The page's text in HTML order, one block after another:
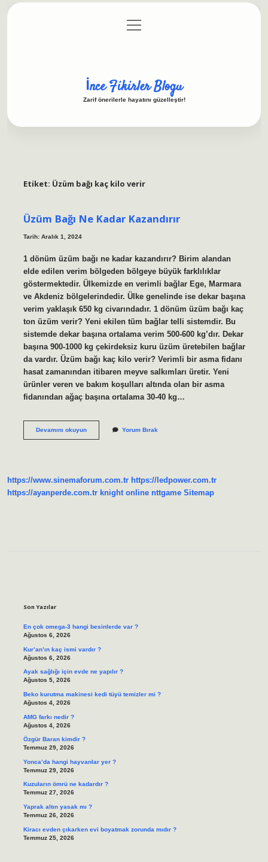
Gizlilik Politikası
menüyü
aç
İnce Fikirler Blogu
Zarif önerilerle hayatını güzelleştir!
Etiket: Üzüm bağı kaç kilo verir
Üzüm Bağı Ne Kadar Kazandırır
Tarih: Aralık 1, 2024
1 dönüm üzüm bağı ne kadar kazandırır? Birim alandan
elde edilen verim bölgeden bölgeye büyük farklılıklar
göstermektedir. Ülkemizde en verimli bağlar Ege, Marmara
ve Akdeniz bölgelerindedir. Ülke genelinde ise dekar başına
verim yaklaşık 650 kg civarındadır. 1 dönüm üzüm bağı kaç
ton üzüm verir? Yeni ekilen tüm bağlar telli sistemdir. Bu
sistemde dekar başına ortalama verim 500-600 kg’dır. Dekar
başına 900-1000 kg çekirdeksiz kuru üzüm üretebilen bağlar
da vardır. Üzüm bağı kaç kilo verir? Verimli bir asma fidanı
hasat zamanından itibaren meyve salkımları üretir. Yeni
ürünler veren ve bakım koşulları altında olan bir asma
fidanından ağaç başına ortalama 30-40 kg…
Devamını okuyunÜzüm
Yorum Bırak
https://www.sinemaforum.com.tr https://ledpower.com.tr
https://ayanperde.com.tr knight online nttgame Sitemap
Son Yazılar
En çok omega-3 hangi besinlerde var ?
Ağustos 6, 2026
Kur’an’ın kaç ismi vardır ?
Ağustos 6, 2026
Ayak sağlığı için evde ne yapılır ?
Ağustos 5, 2026
Beko kurutma makinesi kedi tüyü temizler mi ?
Ağustos 4, 2026
AMG farkı nedir ?
Ağustos 4, 2026
Özgür Baran kimdir ?
Temmuz 29, 2026
Yonca’da hangi hayvanlar yer ?
Temmuz 29, 2026
Kuzuların ömrü ne kadardır ?
Temmuz 27, 2026
Yaprak altın yasak mı ?
Temmuz 26, 2026
Kiracı evden çıkarken evi boyatmak zorunda mıdır ?
Temmuz 25, 2026